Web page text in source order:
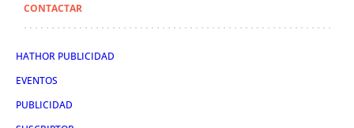
CONTACTAR
HATHOR PUBLICIDAD
EVENTOS
PUBLICIDAD